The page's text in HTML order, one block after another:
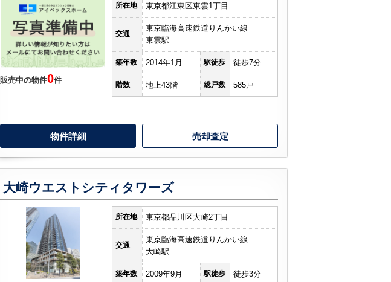
販売中の物件0件
所在地 東京都江東区東雲1丁目
交通
東京臨海高速鉄道りんかい線
東雲駅
築年数 2014年1月 駅徒歩 徒歩7分
階数 地上43階 総戸数 585戸
物件詳細 売却査定
大崎ウエストシティタワーズ
所在地 東京都品川区大崎2丁目
交通
東京臨海高速鉄道りんかい線
大崎駅
築年数 2009年9月 駅徒歩 徒歩3分